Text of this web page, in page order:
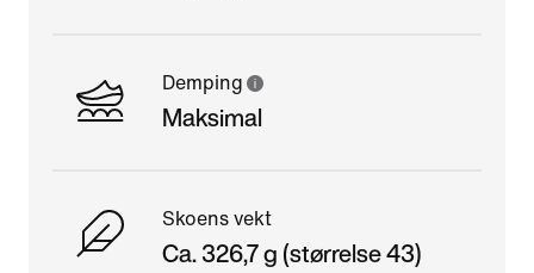
Demping
Maksimal
Skoens vekt
Ca. 326,7 g (størrelse 43)